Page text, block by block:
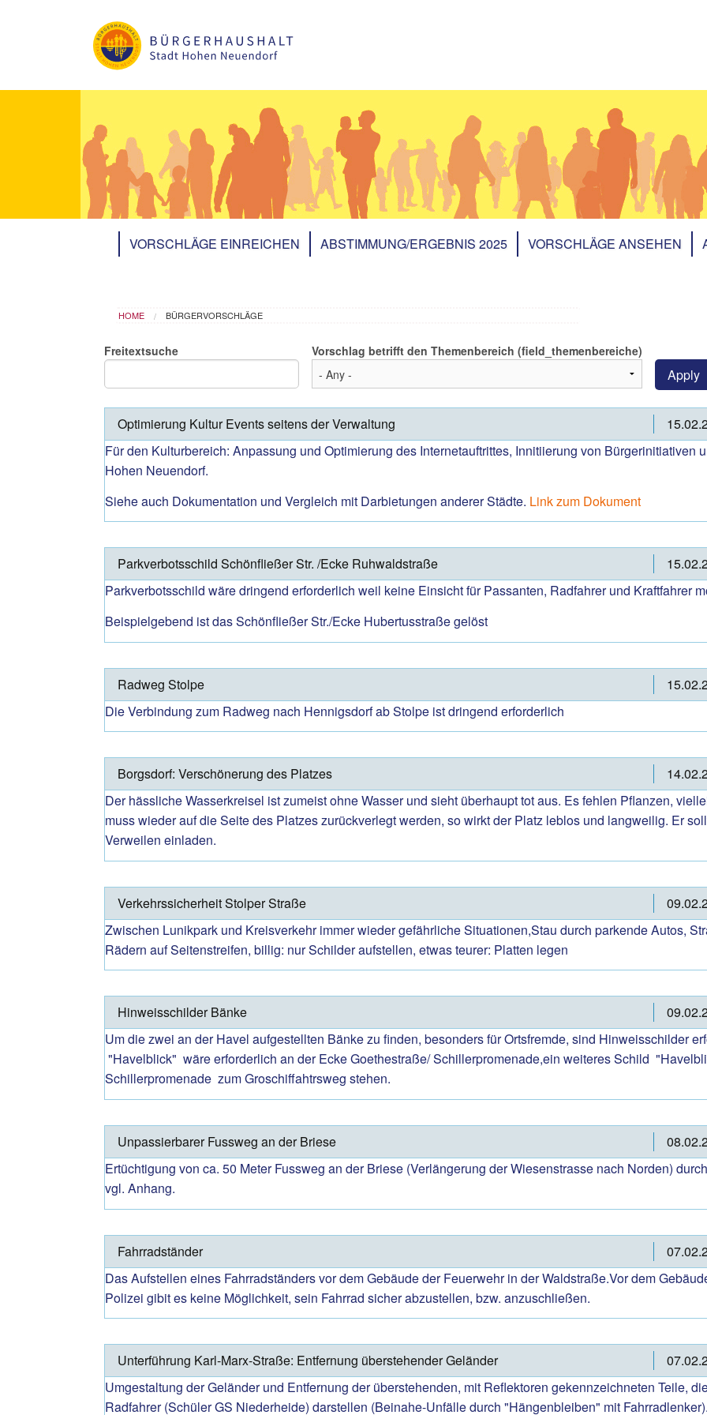
VORSCHLÄGE EINREICHEN ABSTIMMUNG/ERGEBNIS 2025 VORSCHLÄGE ANSEHEN
You are here
HOME BÜRGERVORSCHLÄGE
Freitextsuche Vorschlag betrifft den Themenbereich (field_themenbereiche)
Apply
Optimierung Kultur Events seitens der Verwaltung
Für den Kulturbereich: Anpassung und Optimierung des Internetauftrittes, Innitiierung von Bürgerinitiativen
Hohen Neuendorf.
Siehe auch Dokumentation und Vergleich mit Darbietungen anderer Städte. Link zum Dokument
Parkverbotsschild Schönfließer Str. /Ecke Ruhwaldstraße
Parkverbotsschild wäre dringend erforderlich weil keine Einsicht für Passanten, Radfahrer und Kraftfahrer
Beispielgebend ist das Schönfließer Str./Ecke Hubertusstraße gelöst
Radweg Stolpe
Die Verbindung zum Radweg nach Hennigsdorf ab Stolpe ist dringend erforderlich
Borgsdorf: Verschönerung des Platzes
Der hässliche Wasserkreisel ist zumeist ohne Wasser und sieht überhaupt tot aus. Es fehlen Pflanzen,
muss wieder auf die Seite des Platzes zurückverlegt werden, so wirkt der Platz leblos und langweilig. Er
Verweilen einladen.
Verkehrssicherheit Stolper Straße
Zwischen Lunikpark und Kreisverkehr immer wieder gefährliche Situationen,Stau durch parkende Autos,
Rädern auf Seitenstreifen, billig: nur Schilder aufstellen, etwas teurer: Platten legen
Hinweisschilder Bänke
Um die zwei an der Havel aufgestellten Bänke zu finden, besonders für Ortsfremde, sind Hinweisschilder
"Havelblick" wäre erforderlich an der Ecke Goethestraße/ Schillerpromenade,ein weiteres Schild
Schillerpromenade zum Groschiffahtrsweg stehen.
Unpassierbarer Fussweg an der Briese
Ertüchtigung von ca. 50 Meter Fussweg an der Briese (Verlängerung der Wiesenstrasse nach Norden)
vgl. Anhang.
Fahrradständer
Das Aufstellen eines Fahrradständers vor dem Gebäude der Feuerwehr in der Waldstraße.Vor dem
Polizei gibit es keine Möglichkeit, sein Fahrrad sicher abzustellen, bzw. anzuschließen.
Unterführung Karl-Marx-Straße: Entfernung überstehender Geländer
Umgestaltung der Geländer und Entfernung der überstehenden, mit Reflektoren gekennzeichneten Teile,
Radfahrer (Schüler GS Niederheide) darstellen (Beinahe-Unfälle durch "Hängenbleiben" mit Fahrradlenker).